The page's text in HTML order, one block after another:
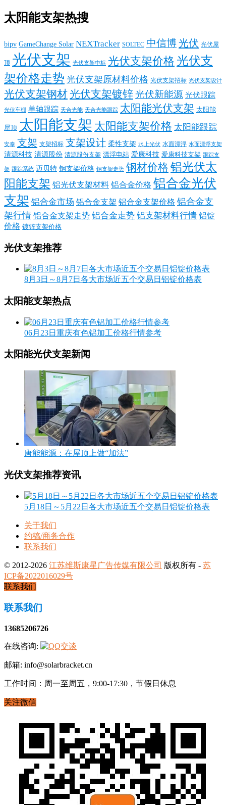
太阳能支架热搜
bipv GameChange Solar NEXTracker SOLTEC 中信博光伏 光伏屋
顶 光伏支架 光伏支架中标 光伏支架价格 光伏支
架价格走势 光伏支架原材料价格 光伏支架招标 光伏支架设计
光伏支架钢材光伏支架镀锌光伏新能源 光伏跟踪
光伏车棚 单轴跟踪 天合光能 天合光能跟踪 太阳能光伏支架 太阳能
屋顶 太阳能支架 太阳能支架价格 太阳能跟踪
安泰 支架 支架招标 支架设计 柔性支架 水上光伏 水面漂浮 水面漂浮支架
清源科技 清源股份 清源股份支架 漂浮电站 爱康科技 爱康科技支架 跟踪支
架 跟踪系统 迈贝特 钢支架价格 钢支架走势 钢材价格 铝光伏太
阳能支架 铝光伏支架材料 铝合金价格 铝合金光伏
支架 铝合金市场 铝合金支架 铝合金支架价格 铝合金支
架行情 铝合金支架走势 铝合金走势 铝支架材料行情 铝锭
价格 镀锌支架价格
光伏支架推荐
8月3日～8月7日各大市场近五个交易日铝锭价格表
太阳能支架热点
06月23日重庆有色铝加工价格行情参考
太阳能光伏支架新闻
唐能能源：在屋顶上做“加法”
光伏支架推荐资讯
5月18日～5月22日各大市场近五个交易日铝锭价格表
关于我们
约稿/商务合作
联系我们
© 2012-2026 江苏维斯康星广告传媒有限公司 版权所有 - 苏
ICP备2022016029号
联系我们
联系我们
13685206726
在线咨询:
邮箱: info@solarbracket.cn
工作时间：周一至周五，9:00-17:30，节假日休息
关注微信